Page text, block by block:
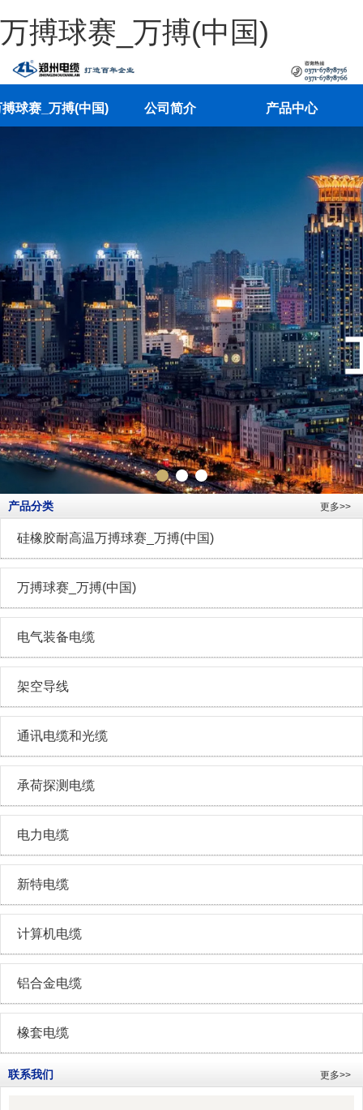
万搏球赛_万搏(中国)
球赛_万搏(中国) 公司简介 产品中心
产品分类 更多>>
硅橡胶耐高温万搏球赛_万搏(中国)
万搏球赛_万搏(中国)
电气装备电缆
架空导线
通讯电缆和光缆
承荷探测电缆
电力电缆
新特电缆
计算机电缆
铝合金电缆
橡套电缆
联系我们 更多>>